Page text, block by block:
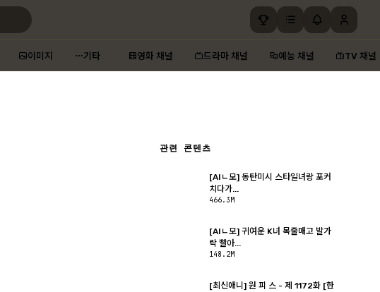
이미지 기타 영화 채널 드라마 채널 예능 채널 TV 채널
관련 콘텐츠
[AIㄴ모] 동탄미시 스타일녀랑 포커
치다가...
466.3M
[AIㄴ모] 귀여운 K녀 목줄매고 발가
락 빨아...
148.2M
[최신애니] 원 피 스 - 제 1172화 [한